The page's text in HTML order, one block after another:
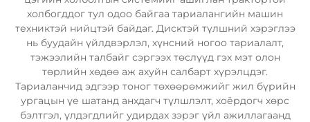
холбогддог тул одоо байгаа тариалангийн машин
техниктэй нийцтэй байдаг. Дисктэй түлшний хэрэглээ
нь буудайн үйлдвэрлэл, хүнсний ногоо тариалалт,
тэжээлийн талбайг сэргээх төслүүд гэх мэт олон
төрлийн хөдөө аж ахуйн салбарт хүрэлцдэг.
Тариаланчид эдгээр тоног төхөөрөмжийг жил бүрийн
ургацын үе шатанд анхдагч түлшлэлт, хоёрдогч хөрс
бэлтгэл, үлдэгдлийг удирдах зэрэг үйл ажиллагаанд